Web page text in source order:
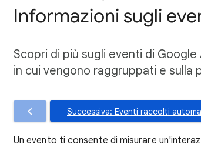
Informazioni sugli
Scopri di più sugli eventi di
in cui vengono raggruppati e sulla
Successiva: Eventi raccolti
Un evento ti consente di misurare